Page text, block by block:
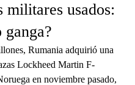
militares usados:
Rumania adquirió una
Lockheed Martin F-
en noviembre pasado,